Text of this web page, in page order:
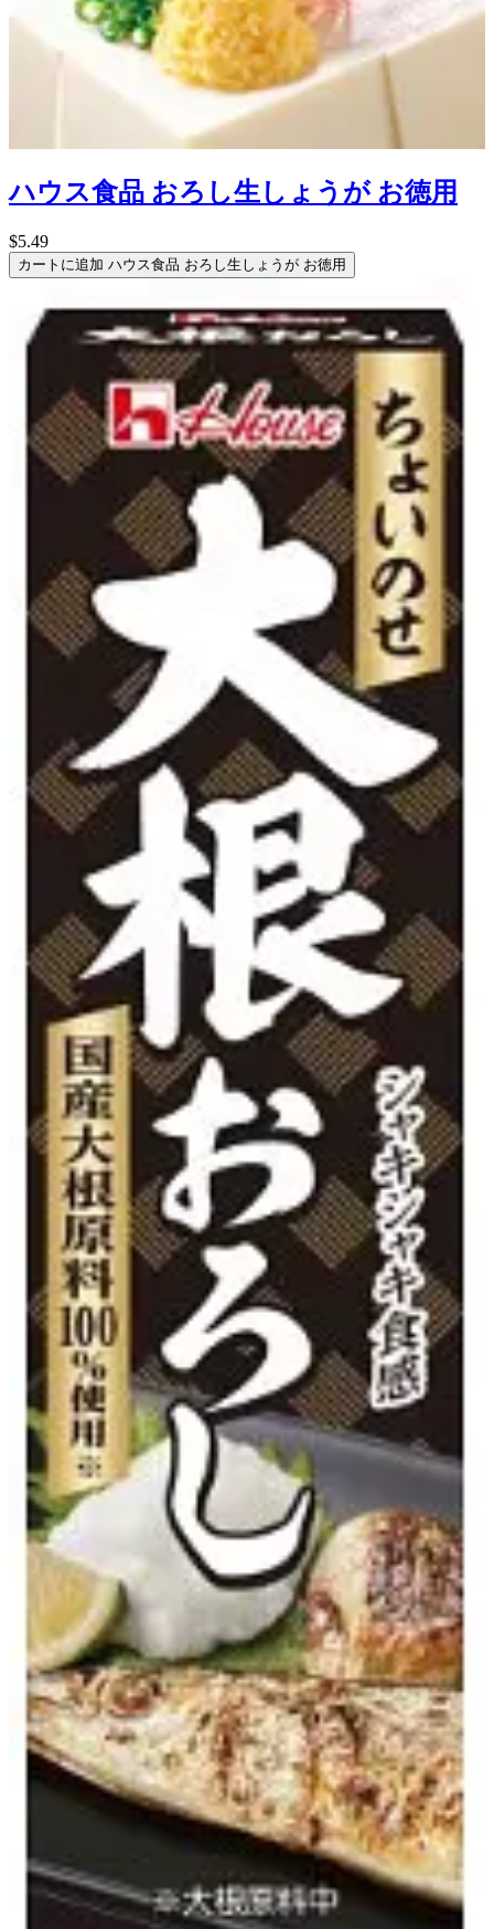
ハウス食品 おろし生しょうが お徳用
$5.49
カートに追加 ハウス食品 おろし生しょうが お徳用